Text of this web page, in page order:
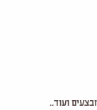
ועוד..